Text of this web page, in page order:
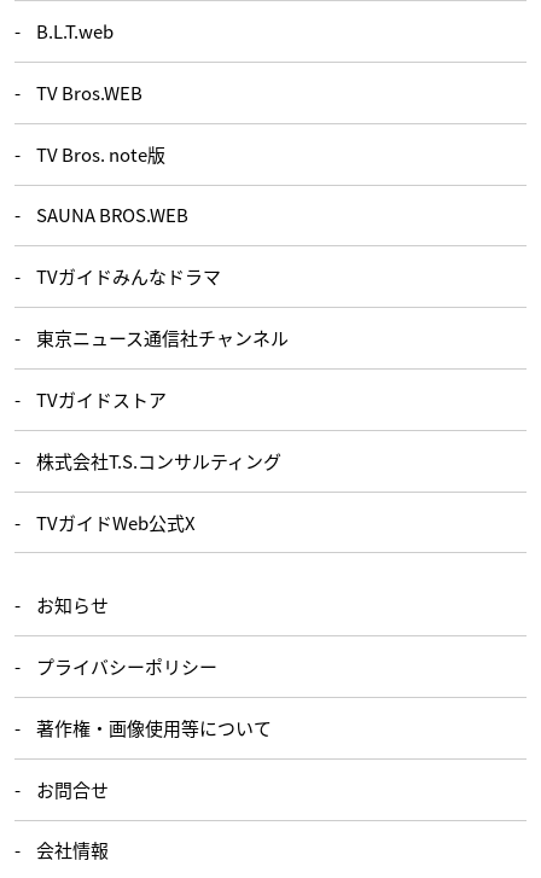
B.L.T.web
TV Bros.WEB
TV Bros. note版
SAUNA BROS.WEB
TVガイドみんなドラマ
東京ニュース通信社チャンネル
TVガイドストア
株式会社T.S.コンサルティング
TVガイドWeb公式X
お知らせ
プライバシーポリシー
著作権・画像使用等について
お問合せ
会社情報